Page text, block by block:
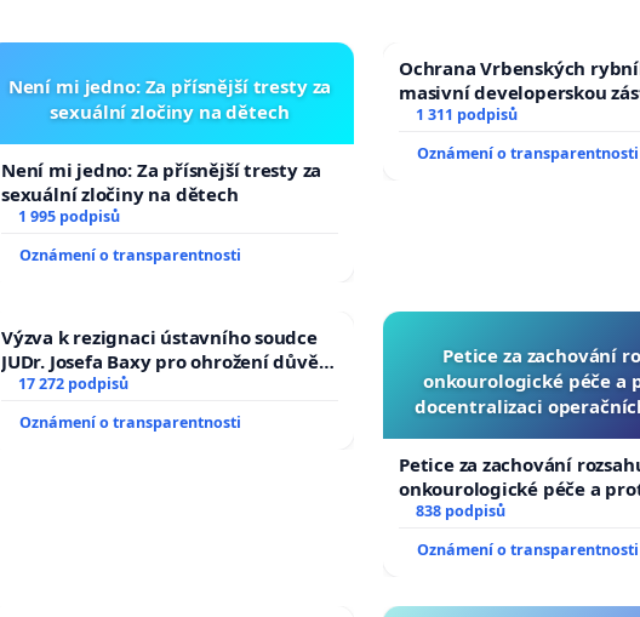
Není mi jedno: Za přísnější tresty za
sexuální zločiny na dětech
Není mi jedno: Za přísnější tresty za
sexuální zločiny na dětech
1 995 podpisů
Oznámení o transparentnosti
Ochrana Vrbenských
masivní developerskou
1 311 podpisů
Oznámení o transparentnosti
Výzva k rezignaci ústavního soudce
JUDr. Josefa Baxy pro ohrožení důvěry
ve spravedlivý proces
17 272 podpisů
Oznámení o transparentnosti
Petice za zachování
onkourologické péče a
docentralizaci
Petice za zachování
onkourologické péče a
docentralizaci operačních
838 podpisů
Oznámení o transparentnosti